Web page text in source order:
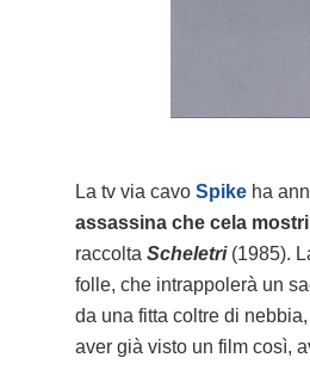
La tv via cavo Spike ha
assassina che cela
raccolta Scheletri (1985).
folle, che intrappolerà un
da una fitta coltre di
aver già visto un film così,